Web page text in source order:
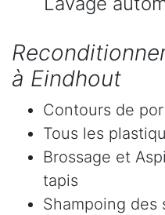
à Eindhout
Contours de
Tous les
Brossage et
tapis
Shampoing des